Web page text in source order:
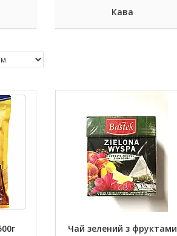
Кава
Чай зелений з фруктами